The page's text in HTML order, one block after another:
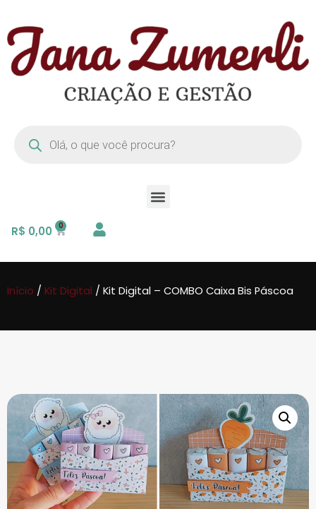
R$ 0,00
Início / Kit Digital / Kit Digital – COMBO Caixa Bis Páscoa